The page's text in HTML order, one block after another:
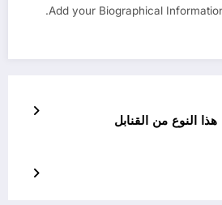
Add your Biographical
النوع من القنابل